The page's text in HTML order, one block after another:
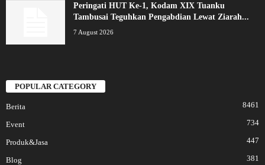
Peringati HUT Ke-1, Kodam XIX Tuanku
Tambusai Teguhkan Pengabdian Lewat Ziarah...
7 August 2026
POPULAR CATEGORY
Berita 8461
Event 734
Produk&Jasa 447
Blog 381